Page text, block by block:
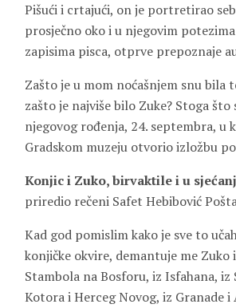
Pišući i crtajući, on je portretirao
prosječno oko i u njegovim
zapisima pisca, otprve prepoznaje
Zašto je u mom noćašnjem snu bila
zašto je najviše bilo Zuke? Stoga što
njegovog rođenja, 24. septembra, u
Gradskom muzeju otvorio izložbu
Konjic i Zuko, birvaktile i u
priredio rečeni Safet Hebibović
Kad god pomislim kako je sve to
konjičke okvire, demantuje me Zuko
Stambola na Bosforu, iz Isfahana, iz
Kotora i Herceg Novog, iz Granade